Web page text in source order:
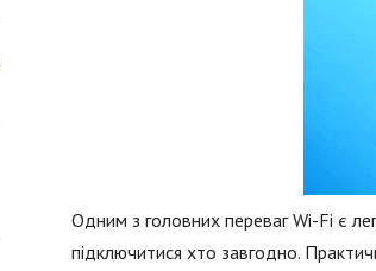
Одним з головних переваг Wi-Fi є
підключитися хто завгодно.